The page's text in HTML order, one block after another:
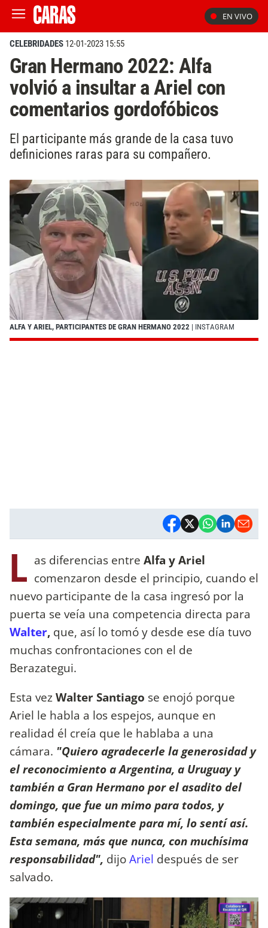
EN VIVO
CELEBRIDADES 12-01-2023 15:55
Gran Hermano 2022: Alfa
volvió a insultar a Ariel con
comentarios gordofóbicos
El participante más grande de la casa tuvo
definiciones raras para su compañero.
ALFA Y ARIEL, PARTICIPANTES DE GRAN HERMANO 2022 | INSTAGRAM
L as diferencias entre Alfa y Ariel
comenzaron desde el principio, cuando el
nuevo participante de la casa ingresó por la
puerta se veía una competencia directa para
Walter, que, así lo tomó y desde ese día tuvo
muchas confrontaciones con el de
Berazategui.
Esta vezWalter Santiago se enojó porque
Ariel le habla a los espejos, aunque en
realidad él creía que le hablaba a una
cámara. "Quiero agradecerle la generosidad y
el reconocimiento a Argentina, a Uruguay y
también a Gran Hermano por el asadito del
domingo, que fue un mimo para todos, y
también especialmente para mí, lo sentí así.
Esta semana, más que nunca, con muchísima
responsabilidad", dijoAriel después de ser
salvado.